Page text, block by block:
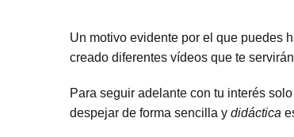
Un motivo evidente por el que puedes
creado diferentes vídeos que te
Para seguir adelante con tu interés
despejar de forma sencilla y didáctica